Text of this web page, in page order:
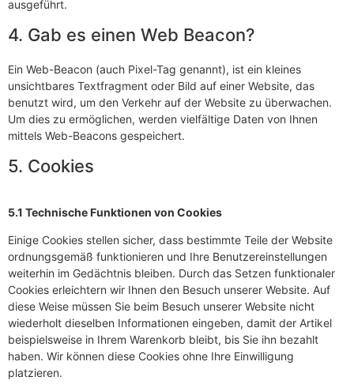
ausgeführt.
4. Gab es einen Web Beacon?
Ein Web-Beacon (auch Pixel-Tag genannt), ist ein kleines
unsichtbares Textfragment oder Bild auf einer Website, das
benutzt wird, um den Verkehr auf der Website zu überwachen.
Um dies zu ermöglichen, werden vielfältige Daten von Ihnen
mittels Web-Beacons gespeichert.
5. Cookies
5.1 Technische Funktionen von Cookies
Einige Cookies stellen sicher, dass bestimmte Teile der Website
ordnungsgemäß funktionieren und Ihre Benutzereinstellungen
weiterhin im Gedächtnis bleiben. Durch das Setzen funktionaler
Cookies erleichtern wir Ihnen den Besuch unserer Website. Auf
diese Weise müssen Sie beim Besuch unserer Website nicht
wiederholt dieselben Informationen eingeben, damit der Artikel
beispielsweise in Ihrem Warenkorb bleibt, bis Sie ihn bezahlt
haben. Wir können diese Cookies ohne Ihre Einwilligung
platzieren.